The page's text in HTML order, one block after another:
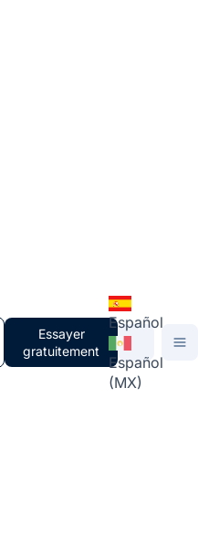
Essayer
gratuitement
Español
Español
(MX)